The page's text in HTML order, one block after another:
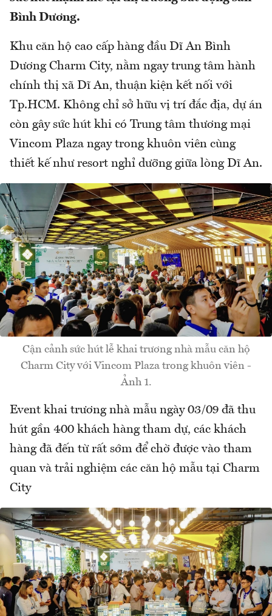
Bình Dương.
Khu căn hộ cao cấp hàng đầu Dĩ An Bình
Dương Charm City, nằm ngay trung tâm hành
chính thị xã Dĩ An, thuận kiện kết nối với
Tp.HCM. Không chỉ sở hữu vị trí đắc địa, dự án
còn gây sức hút khi có Trung tâm thương mại
Vincom Plaza ngay trong khuôn viên cùng
thiết kế như resort nghỉ dưỡng giữa lòng Dĩ An.
Cận cảnh sức hút lễ khai trương nhà mẫu căn hộ
Charm City với Vincom Plaza trong khuôn viên -
Ảnh 1.
Event khai trương nhà mẫu ngày 03/09 đã thu
hút gần 400 khách hàng tham dự, các khách
hàng đã đến từ rất sớm để chờ được vào tham
quan và trải nghiệm các căn hộ mẫu tại Charm
City